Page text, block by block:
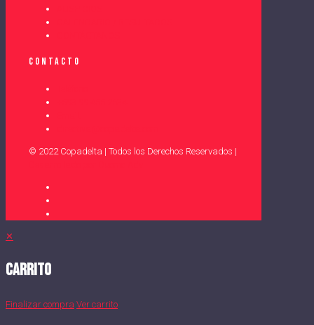
Contacto
© 2022 Copadelta | Todos los Derechos Reservados |
✕
Carrito
Finalizar compra Ver carrito